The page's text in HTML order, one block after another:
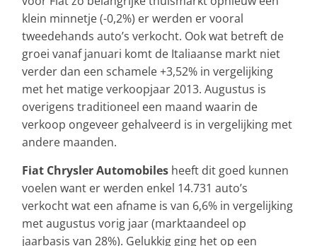
klein minnetje (-0,2%) er werden er vooral
tweedehands auto’s verkocht. Ook wat betreft de
groei vanaf januari komt de Italiaanse markt niet
verder dan een schamele +3,52% in vergelijking
met het matige verkoopjaar 2013. Augustus is
overigens traditioneel een maand waarin de
verkoop ongeveer gehalveerd is in vergelijking met
andere maanden.
Fiat Chrysler Automobiles heeft dit goed kunnen
voelen want er werden enkel 14.731 auto’s
verkocht wat een afname is van 6,6% in vergelijking
met augustus vorig jaar (marktaandeel op
jaarbasis van 28%). Gelukkig ging het op een